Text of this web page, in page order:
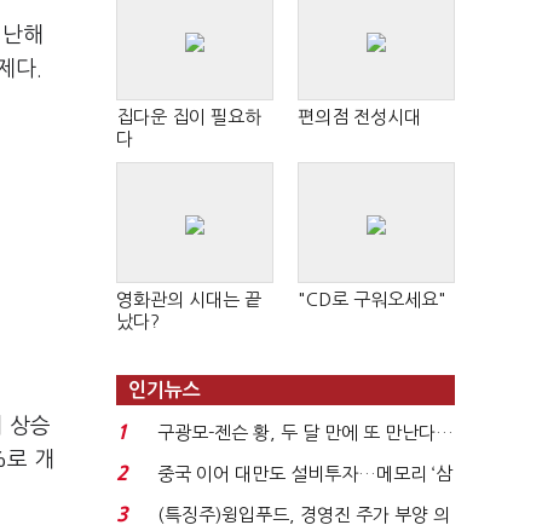
해
다.
상승
개
집다운 집이 필요하
다
편의점 전성시대
영화관의 시대는 끝
났다?
"CD로 구워오세요"
인기뉴스
1
구광모-젠슨 황, 두 달 만에 또 만난다…
로봇·AI 등 논...
2
중국 이어 대만도 설비투자…메모리 ‘삼
국전쟁’
3
(특징주)윙입푸드, 경영진 주가 부양 의